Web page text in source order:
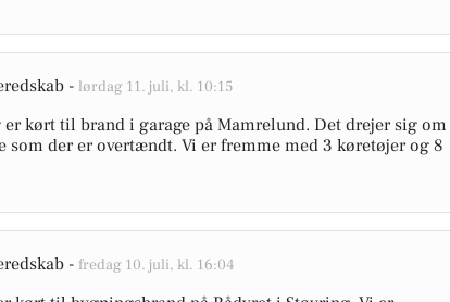
- lørdag 11. juli, kl. 10:15
kørt til brand i garage på Mamrelund. Det drejer sig om
som der er overtændt. Vi er fremme med 3 køretøjer og 8
- fredag 10. juli, kl. 16:04